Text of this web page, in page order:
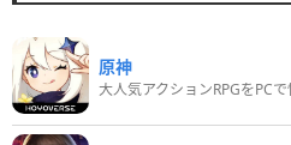
原神
大人気アクションRPGをPCで